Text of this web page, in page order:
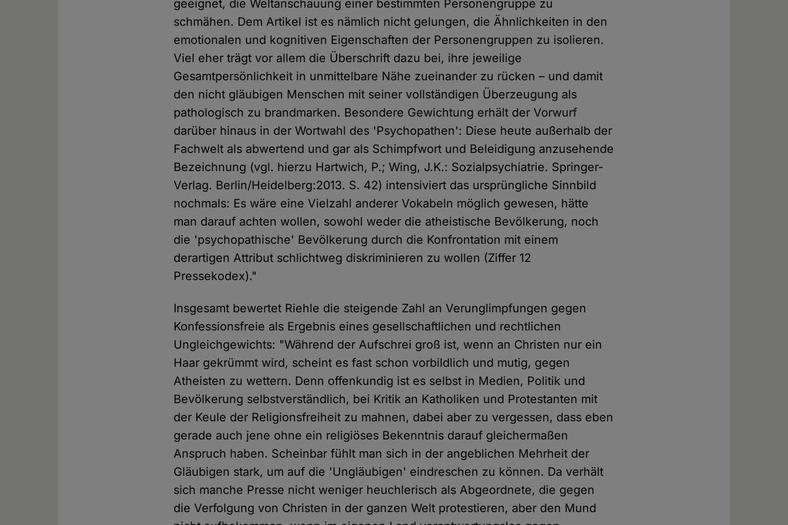
geeignet, die Weltanschauung einer bestimmten Personengruppe zu
schmähen. Dem Artikel ist es nämlich nicht gelungen, die Ähnlichkeiten in den
emotionalen und kognitiven Eigenschaften der Personengruppen zu isolieren.
Viel eher trägt vor allem die Überschrift dazu bei, ihre jeweilige
Gesamtpersönlichkeit in unmittelbare Nähe zueinander zu rücken – und damit
den nicht gläubigen Menschen mit seiner vollständigen Überzeugung als
pathologisch zu brandmarken. Besondere Gewichtung erhält der Vorwurf
darüber hinaus in der Wortwahl des 'Psychopathen': Diese heute außerhalb der
Fachwelt als abwertend und gar als Schimpfwort und Beleidigung anzusehende
Bezeichnung (vgl. hierzu Hartwich, P.; Wing, J.K.: Sozialpsychiatrie. Springer-
Verlag. Berlin/Heidelberg:2013. S. 42) intensiviert das ursprüngliche Sinnbild
nochmals: Es wäre eine Vielzahl anderer Vokabeln möglich gewesen, hätte
man darauf achten wollen, sowohl weder die atheistische Bevölkerung, noch
die 'psychopathische' Bevölkerung durch die Konfrontation mit einem
derartigen Attribut schlichtweg diskriminieren zu wollen (Ziffer 12
Pressekodex)."
Insgesamt bewertet Riehle die steigende Zahl an Verunglimpfungen gegen
Konfessionsfreie als Ergebnis eines gesellschaftlichen und rechtlichen
Ungleichgewichts: "Während der Aufschrei groß ist, wenn an Christen nur ein
Haar gekrümmt wird, scheint es fast schon vorbildlich und mutig, gegen
Atheisten zu wettern. Denn offenkundig ist es selbst in Medien, Politik und
Bevölkerung selbstverständlich, bei Kritik an Katholiken und Protestanten mit
der Keule der Religionsfreiheit zu mahnen, dabei aber zu vergessen, dass eben
gerade auch jene ohne ein religiöses Bekenntnis darauf gleichermaßen
Anspruch haben. Scheinbar fühlt man sich in der angeblichen Mehrheit der
Gläubigen stark, um auf die 'Ungläubigen' eindreschen zu können. Da verhält
sich manche Presse nicht weniger heuchlerisch als Abgeordnete, die gegen
die Verfolgung von Christen in der ganzen Welt protestieren, aber den Mund